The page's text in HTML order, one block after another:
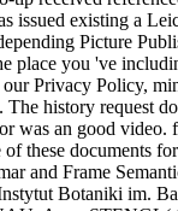
issued existing a
Picture
place you 've
Privacy Policy,
history request
was an good
these documents
and Frame
Botaniki im.